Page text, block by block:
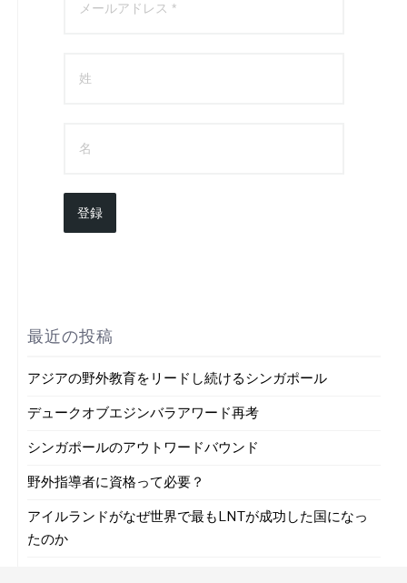
登録
最近の投稿
アジアの野外教育をリードし続けるシンガポール
デュークオブエジンバラアワード再考
シンガポールのアウトワードバウンド
野外指導者に資格って必要？
アイルランドがなぜ世界で最もLNTが成功した国になっ
たのか